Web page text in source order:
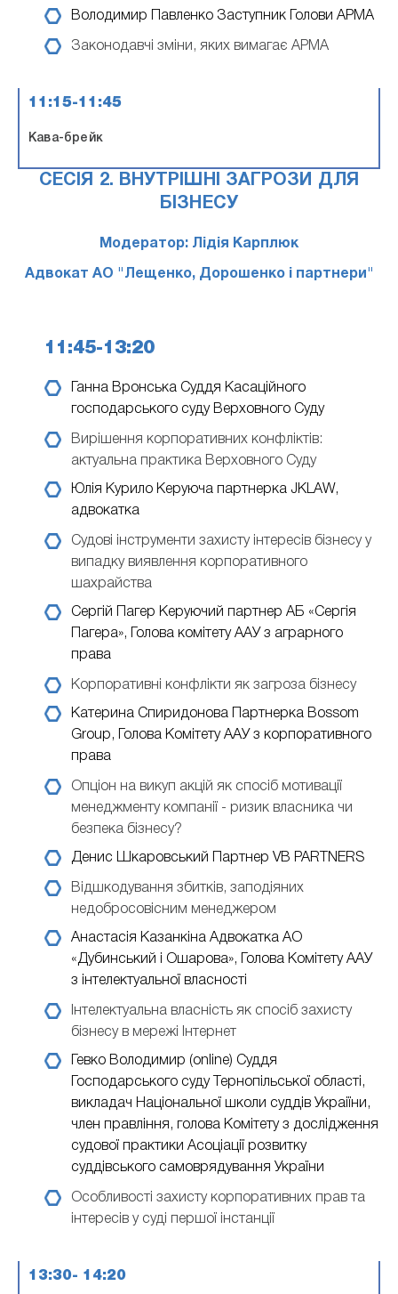
Володимир Павленко Заступник Голови АРМА
Законодавчі зміни, яких вимагає АРМА
11:15-11:45
Кава-брейк
СЕСІЯ 2. ВНУТРІШНІ ЗАГРОЗИ ДЛЯ
БІЗНЕСУ
Модератор: Лідія Карплюк
Адвокат АО "Лещенко, Дорошенко і партнери"
11:45-13:20
Ганна Вронська Суддя Касаційного
господарського суду Верховного Суду
Вирішення корпоративних конфліктів:
актуальна практика Верховного Суду
Юлія Курило Керуюча партнерка JKLAW,
адвокатка
Судові інструменти захисту інтересів бізнесу у
випадку виявлення корпоративного
шахрайства
Сергій Пагер Керуючий партнер АБ «Сергія
Пагера», Голова комітету ААУ з аграрного
права
Корпоративні конфлікти як загроза бізнесу
Катерина Спиридонова Партнерка Bossom
Group, Голова Комітету ААУ з корпоративного
права
Опціон на викуп акцій як спосіб мотивації
менеджменту компанії - ризик власника чи
безпека бізнесу?
Денис Шкаровський Партнер VB PARTNERS
Відшкодування збитків, заподіяних
недобросовісним менеджером
Анастасія Казанкіна Адвокатка АО
«Дубинський і Ошарова», Голова Комітету ААУ
з інтелектуальної власності
Інтелектуальна власність як спосіб захисту
бізнесу в мережі Інтернет
Гевко Володимир (online) Суддя
Господарського суду Тернопільської області,
викладач Національної школи суддів Украіїни,
член правління, голова Комітету з дослідження
судової практики Асоціації розвитку
суддівського самоврядування України
Особливості захисту корпоративних прав та
інтересів у суді першої інстанції
13:30- 14:20